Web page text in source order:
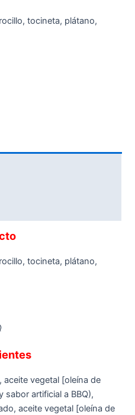
tocineta, plátano,
tocineta, plátano,
aceite vegetal [oleína de
sabor artificial a BBQ),
aceite vegetal [oleína de